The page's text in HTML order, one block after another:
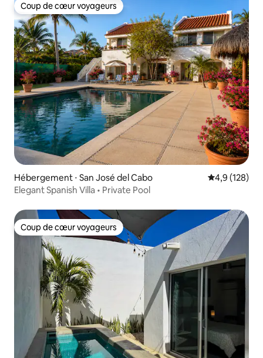
Coup de cœur voyageurs
Coup de cœur voyageurs
Hébergement ⋅ San José del Cabo Évaluation
4,9 (128)
Elegant Spanish Villa • Private Pool
Coup de cœur voyageurs
Coup de cœur voyageurs